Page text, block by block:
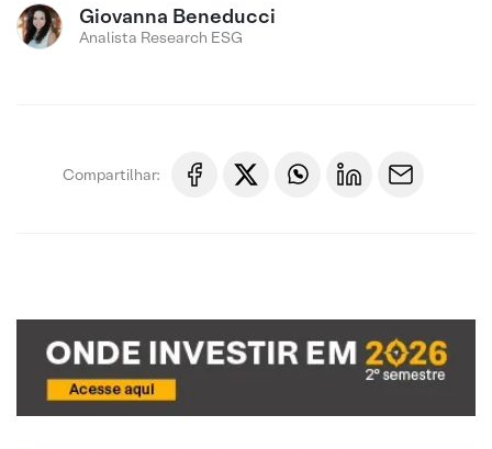
Giovanna Beneducci
Analista Research ESG
Compartilhar: